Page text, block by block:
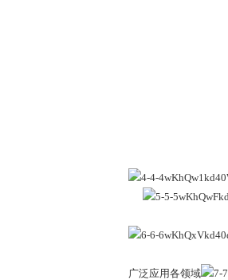
广泛应用各领域